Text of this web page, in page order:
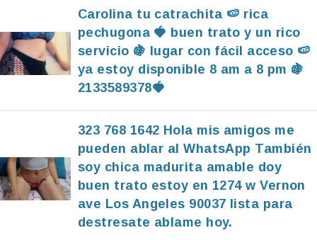
Carolina tu catrachita 🍉 rica
pechugona 🍓 buen trato y un rico
servicio 🍇 lugar con fácil acceso 🍉
ya estoy disponible 8 am a 8 pm 🍇
2133589378🍓
323 768 1642 Hola mis amigos me
pueden ablar al WhatsApp También
soy chica madurita amable doy
buen trato estoy en 1274 w Vernon
ave Los Angeles 90037 lista para
destresate ablame hoy.